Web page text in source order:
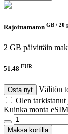
Rajoittamaton GB / 20
2 GB päivittäin
51.48 EUR
Osta nyt
Välitön
Olen
Kuinka monta
Maksa kortilla